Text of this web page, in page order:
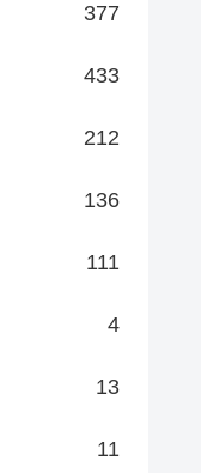
377
433
212
136
111
4
13
11